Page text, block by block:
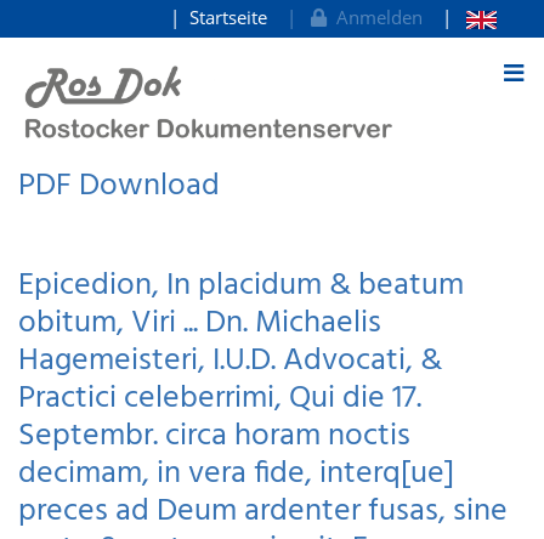
zum Inhalt
Startseite Anmelden
PDF Download
Epicedion, In placidum & beatum
obitum, Viri ... Dn. Michaelis
Hagemeisteri, I.U.D. Advocati, &
Practici celeberrimi, Qui die 17.
Septembr. circa horam noctis
decimam, in vera fide, interq[ue]
preces ad Deum ardenter fusas, sine